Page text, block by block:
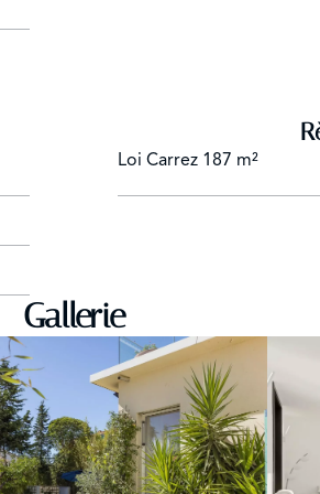
Loi Carrez 187 m²
Gallerie